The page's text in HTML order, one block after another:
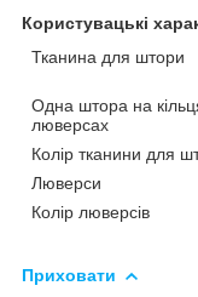
Користувацькі
Тканина для штори
Одна штора на
люверсах
Колір тканини для
Люверси
Колір люверсів
Приховати